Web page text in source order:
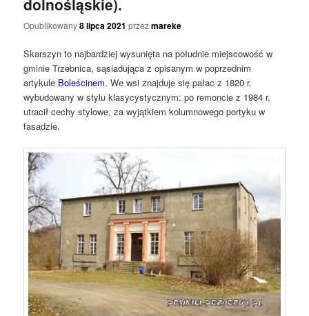
Opublikowany8 lipca 2021 przezmareke
Skarszyn to najbardziej wysunięta na południe miejscowość w
gminie Trzebnica, sąsiadująca z opisanym w poprzednim
artykule Boleścinem. We wsi znajduje się pałac z 1820 r.
wybudowany w stylu klasycystycznym; po remoncie z 1984 r.
utracił cechy stylowe, za wyjątkiem kolumnowego portyku w
fasadzie.